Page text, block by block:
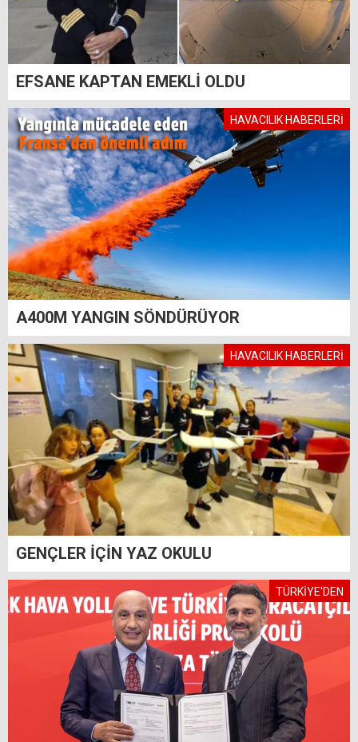
EFSANE KAPTAN EMEKLİ OLDU
HAVACILIK HABERLERİ
A400M YANGIN SÖNDÜRÜYOR
HAVACILIK HABERLERİ
GENÇLER İÇİN YAZ OKULU
TÜRKİYE'DEN